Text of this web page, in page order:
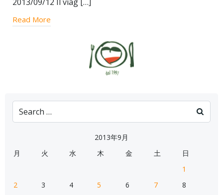
Read More
Search
for:
2013年9月
月
火 水 木 金 土
日
1
2
3 4 5 6 7
8